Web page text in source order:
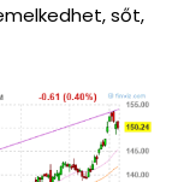
sőt,